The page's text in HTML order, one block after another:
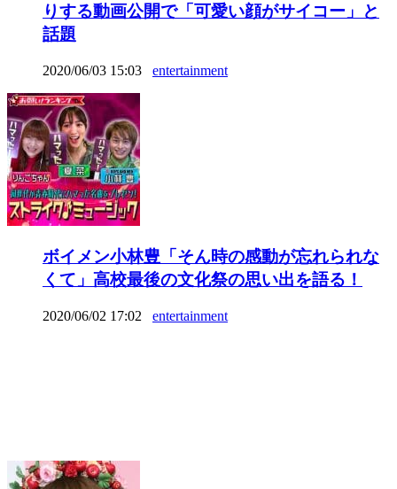
りする動画公開で「可愛い顔がサイコー」と
話題
2020/06/03 15:03 entertainment
ボイメン小林豊「そん時の感動が忘れられな
くて」高校最後の文化祭の思い出を語る！
2020/06/02 17:02 entertainment